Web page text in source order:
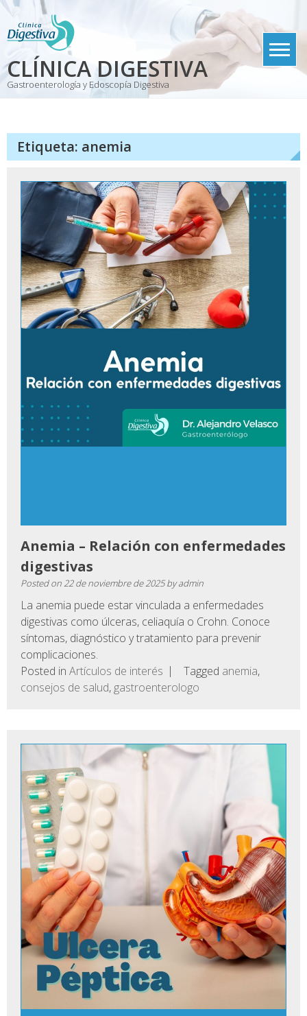
Skip
content
CLÍNICA DIGESTIVA
Gastroenterología y Edoscopía Digestiva
Etiqueta: anemia
Anemia – Relación con enfermedades
digestivas
Posted on 22 de noviembre de 2025byadmin
La anemia puede estar vinculada a enfermedades
digestivas como úlceras, celiaquía o Crohn. Conoce
síntomas, diagnóstico y tratamiento para prevenir
complicaciones.
Posted in Artículos de interés Tagged anemia,
consejos de salud, gastroenterologo